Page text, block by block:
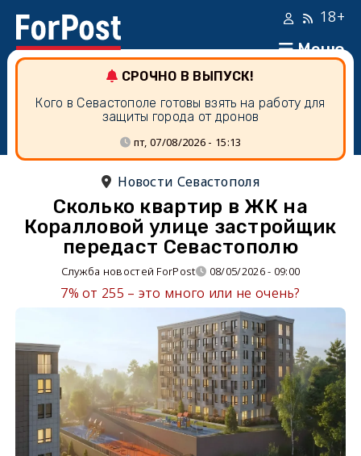
Меню
18+
СРОЧНО В ВЫПУСК!
Кого в Севастополе готовы взять на работу для
защиты города от дронов
пт, 07/08/2026 - 15:13
Новости Севастополя
Сколько квартир в ЖК на
Коралловой улице застройщик
передаст Севастополю
Служба новостей ForPost 08/05/2026 - 09:00
7% от 255 – это много или не очень?